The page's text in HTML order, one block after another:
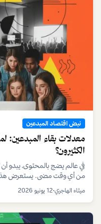
نبض اقتصاد المبدعين
معدلات بقاء المبدعين:
الكثيرون؟
في عالم يضج بالمحتوى، يبدو
من أي وقت مضى. يستعرض هذا
والمشروع المستدام.
ميثاء الهاجري•12 يونيو 2026